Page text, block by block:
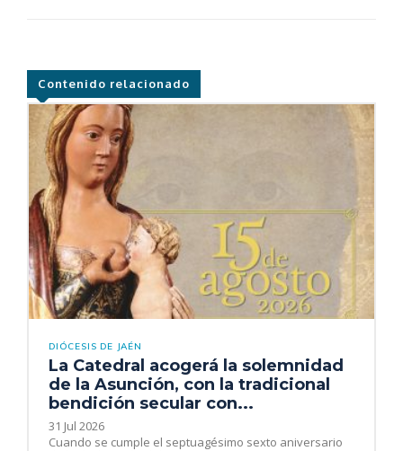
Contenido relacionado
DIÓCESIS DE JAÉN
La Catedral acogerá la solemnidad
de la Asunción, con la tradicional
bendición secular con...
31 Jul 2026
Cuando se cumple el septuagésimo sexto aniversario